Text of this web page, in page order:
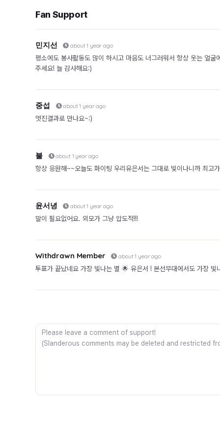
Fan Support
민지선 about 1 year ago
평소에도 봉사활동도 많이 하시고 마음도 너그러워서 항상 웃는 얼
주세요! 늘 감사해요:)
중섭 about 1 year ago
멋진결과로 만나요~:)
불 about 1 year ago
항상 응원해~~오늘도 화이팅 우리유은서는 그대로 빛이나니까 최
윤서녕 about 1 year ago
말이 필요없어요. 외모가 그냥 압도적!!!
Withdrawn Member about 1 year ago
투표가 끝났네요 가장 빛나는 별 🌟 유은서 ! 본선무대에서도 가장